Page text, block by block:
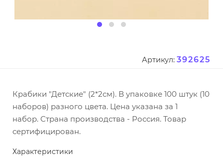
Артикул: 392625
Крабики "Детские" (2*2см). В упаковке 100 штук (10
наборов) разного цвета. Цена указана за 1
набор. Страна производства - Россия. Товар
сертифицирован.
Характеристики